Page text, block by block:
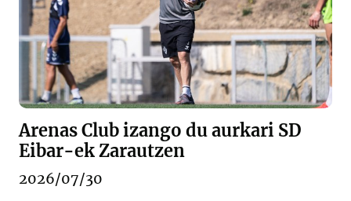
Arenas Club izango du aurkari SD
Eibar-ek Zarautzen
2026/07/30